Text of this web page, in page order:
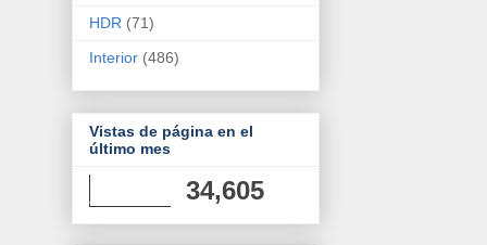
HDR (71)
Interior (486)
Vistas de página en el
último mes
34,605